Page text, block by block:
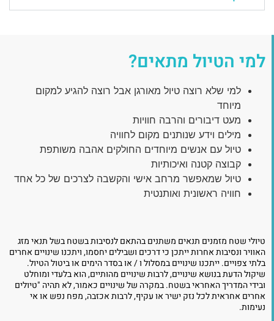
למי הטיול מתאים?
למי שלא רוצה טיול מאורגן אבל רוצה להגיע למקום
מיוחד
מעט דיבורים והרבה חוויות
מילים וידע שנותנים מקום לחוויה
טיול עם אנשים מיוחדים החולקים אהבה משותפת
קבוצה קטנה ואיכותיות
טיול שמאפשר מרחב אישי והקשבה לצרכים של כל אחד
חוויה ראשונית ואותנטית
טיולי שטח מזמנים תנאים משתנים בהתאם לנסיבות בשטח בשל תנאי מזג
האוויר ונסיבות אחרות ייתכן כי דרכים ושבילים יחסמו, ויתכנו שינויים אחרים
בלתי צפויים. ייתכנו שינויים במסלול ו / או בסדר הימים או ביטול הטיול.
שיקול הדעת בנושא שינויים, לרבות שינויים מהותיים, הוא בלעדי ומוחלט
ובידי המדריך האחראי בשטח. במקרה של שינויים כאמור, לא תהיה "טיולים
אחרים אחראית לכל נזק ישיר או עקיף, לרבות אכזבה, מפח נפש או אי
נעימות.